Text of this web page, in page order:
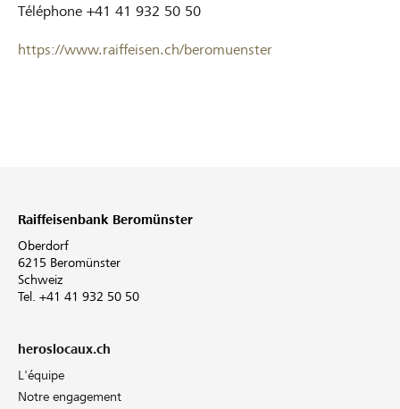
Téléphone +41 41 932 50 50
https://www.raiffeisen.ch/beromuenster
Raiffeisenbank Beromünster
Oberdorf
6215 Beromünster
Schweiz
Tel. +41 41 932 50 50
heroslocaux.ch
L'équipe
Notre engagement